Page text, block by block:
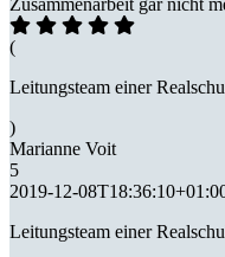
Zusammenarbeit gar nicht
(
Leitungsteam einer
)
Marianne Voit
5
2019-12-
Leitungsteam einer